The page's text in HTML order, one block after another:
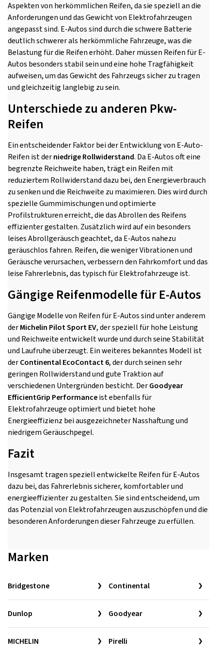
Aspekten von herkömmlichen Reifen, da sie speziell an die
Anforderungen und das Gewicht von Elektrofahrzeugen
angepasst sind. E-Autos sind durch die schwere Batterie
deutlich schwerer als herkömmliche Fahrzeuge, was die
Belastung für die Reifen erhöht. Daher müssen Reifen für E-
Autos besonders stabil sein und eine hohe Tragfähigkeit
aufweisen, um das Gewicht des Fahrzeugs sicher zu tragen
und gleichzeitig langlebig zu sein.
Unterschiede zu anderen Pkw-
Reifen
Ein entscheidender Faktor bei der Entwicklung von E-Auto-
Reifen ist derniedrige Rollwiderstand. Da E-Autos oft eine
begrenzte Reichweite haben, trägt ein Reifen mit
reduziertem Rollwiderstand dazu bei, den Energieverbrauch
zu senken und die Reichweite zu maximieren. Dies wird durch
spezielle Gummimischungen und optimierte
Profilstrukturen erreicht, die das Abrollen des Reifens
effizienter gestalten. Zusätzlich wird auf ein besonders
leises Abrollgeräusch geachtet, da E-Autos nahezu
geräuschlos fahren. Reifen, die weniger Vibrationen und
Geräusche verursachen, verbessern den Fahrkomfort und das
leise Fahrerlebnis, das typisch für Elektrofahrzeuge ist.
Gängige Reifenmodelle für E-Autos
Gängige Modelle von Reifen für E-Autos sind unter anderem
derMichelin Pilot Sport EV, der speziell für hohe Leistung
und Reichweite entwickelt wurde und durch seine Stabilität
und Laufruhe überzeugt. Ein weiteres bekanntes Modell ist
derContinental EcoContact 6, der durch seinen sehr
geringen Rollwiderstand und gute Traktion auf
verschiedenen Untergründen besticht. DerGoodyear
EfficientGrip Performanceist ebenfalls für
Elektrofahrzeuge optimiert und bietet hohe
Energieeffizienz bei ausgezeichneter Nasshaftung und
niedrigem Geräuschpegel.
Fazit
Insgesamt tragen speziell entwickelte Reifen für E-Autos
dazu bei, das Fahrerlebnis sicherer, komfortabler und
energieeffizienter zu gestalten. Sie sind entscheidend, um
das Potenzial von Elektrofahrzeugen auszuschöpfen und die
besonderen Anforderungen dieser Fahrzeuge zu erfüllen.
Marken
Bridgestone Continental
Dunlop Goodyear
MICHELIN Pirelli